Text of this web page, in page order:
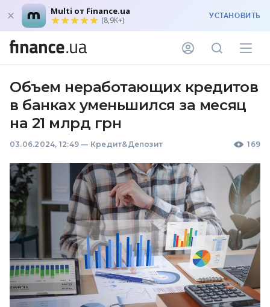
Multi от Finance.ua
(8,9K+) УСТАНОВИТЬ
Объем неработающих кредитов
в банках уменьшился за месяц
на 21 млрд грн
03.06.2024, 12:49 — Кредит&Депозит 169